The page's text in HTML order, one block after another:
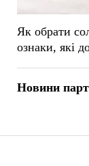
Як обрати
ознаки, які
Новини